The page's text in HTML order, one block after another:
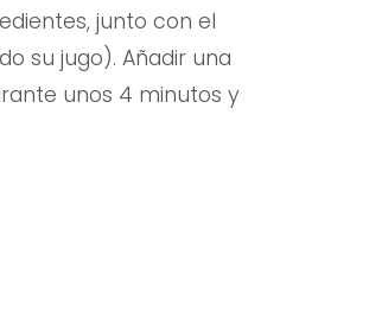
junto con el
su jugo). Añadir una
unos 4 minutos y